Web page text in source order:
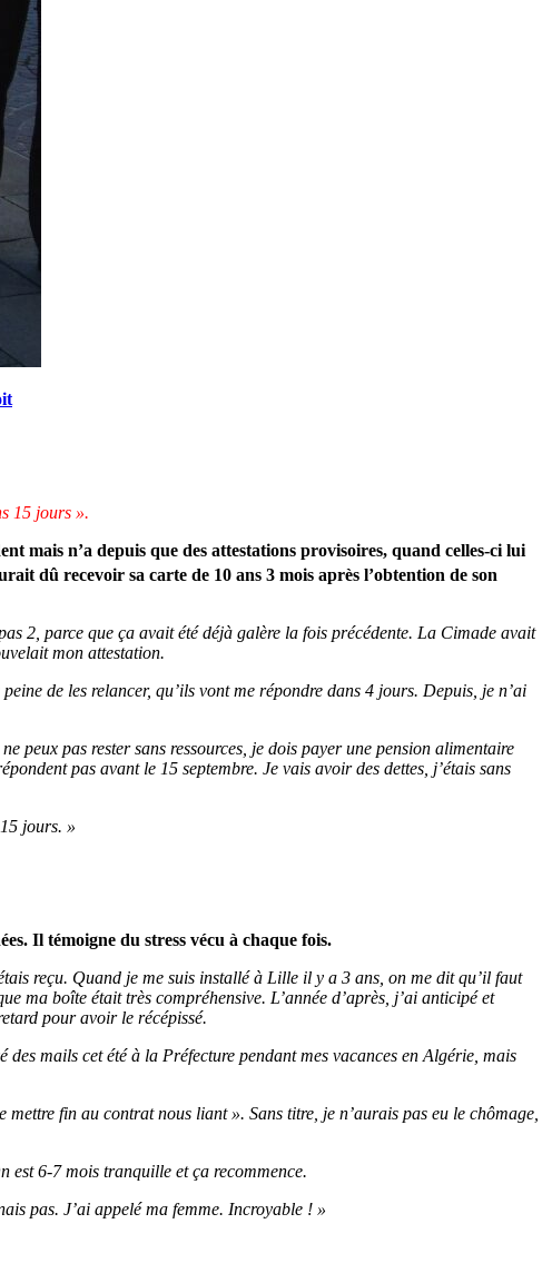
15 jours ».
mais n’a depuis que des attestations provisoires, quand celles-ci lui
dû recevoir sa carte de 10 ans 3 mois après l’obtention de son
2, parce que ça avait été déjà galère la fois précédente. La Cimade avait
mon attestation.
de les relancer, qu’ils vont me répondre dans 4 jours. Depuis, je n’ai
peux pas rester sans ressources, je dois payer une pension alimentaire
pas avant le 15 septembre. Je vais avoir des dettes, j’étais sans
jours. »
Il témoigne du stress vécu à chaque fois.
reçu. Quand je me suis installé à Lille il y a 3 ans, on me dit qu’il faut
ma boîte était très compréhensive. L’année d’après, j’ai anticipé et
pour avoir le récépissé.
mails cet été à la Préfecture pendant mes vacances en Algérie, mais
fin au contrat nous liant ». Sans titre, je n’aurais pas eu le chômage,
est 6-7 mois tranquille et ça recommence.
pas. J’ai appelé ma femme. Incroyable ! »